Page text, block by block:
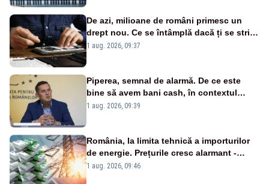
De azi, milioane de români primesc un
drept nou. Ce se întâmplă dacă ți se strică
un produs
1 aug. 2026, 09:37
Piperea, semnal de alarmă. De ce este
bine să avem bani cash, în contextul
alertei energetice?
1 aug. 2026, 09:39
România, la limita tehnică a importurilor
de energie. Prețurile cresc alarmant -
Analiză Realitatea Plus
1 aug. 2026, 09:46